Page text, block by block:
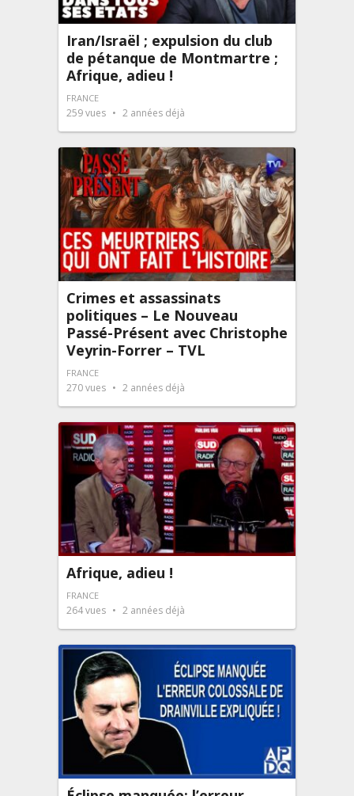
Iran/Israël ; expulsion du club
de pétanque de Montmartre ;
Afrique, adieu !
FRANCE
259vues 2 années déjà
Crimes et assassinats
politiques – Le Nouveau
Passé-Présent avec Christophe
Veyrin-Forrer – TVL
FRANCE
270vues 2 années déjà
Afrique, adieu !
FRANCE
264vues 2 années déjà